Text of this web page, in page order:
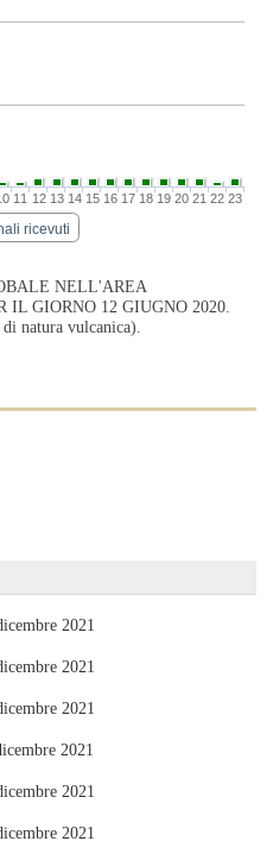
ricevuti
11 12 13 14 15 16 17 18 19 20 21 22 23
NELL'AREA
IL GIORNO 12 GIUGNO 2020.
natura vulcanica).
2021
2021
2021
2021
2021
2021